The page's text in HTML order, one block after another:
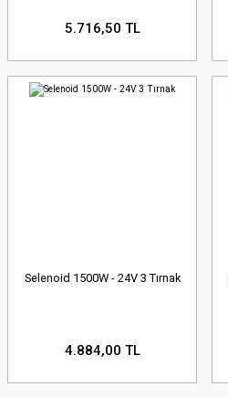
5.716,50 TL
Selenoid 1500W - 24V 3 Tırnak
4.884,00 TL